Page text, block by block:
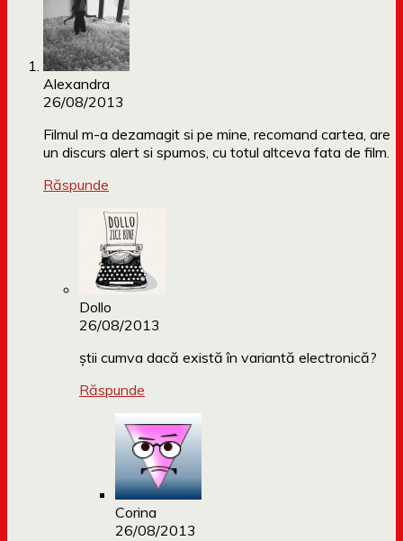
Alexandra
26/08/2013
Filmul m-a dezamagit si pe mine, recomand cartea, are
un discurs alert si spumos, cu totul altceva fata de film.
Răspunde
Dollo
26/08/2013
știi cumva dacă există în variantă electronică?
Răspunde
Corina
26/08/2013